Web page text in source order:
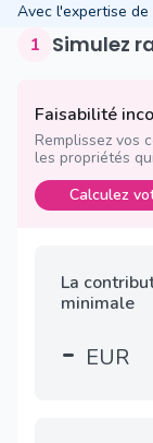
Avec l'expertise de
1 Simulez
Faisabilité
Remplissez vos
les propriétés
Calculez
La
minimale
- EUR